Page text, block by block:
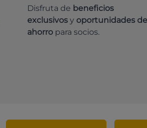
Disfruta de beneficios
exclusivos y oportunidades de
ahorro para socios.